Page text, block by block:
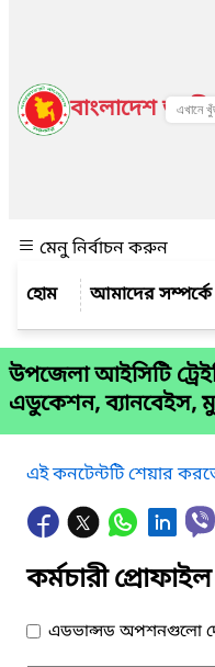
বাংলাদেশ
মেনু নির্বাচন করুন
আমাদের সম্পর্কে
উপজেলা আইসিটি
এডুকেশন, ব্যানবেইস,
এই কনটেন্টটি শেয়ার
কর্মচারী প্রোফাইল
এডভান্সড অপশনগুলো